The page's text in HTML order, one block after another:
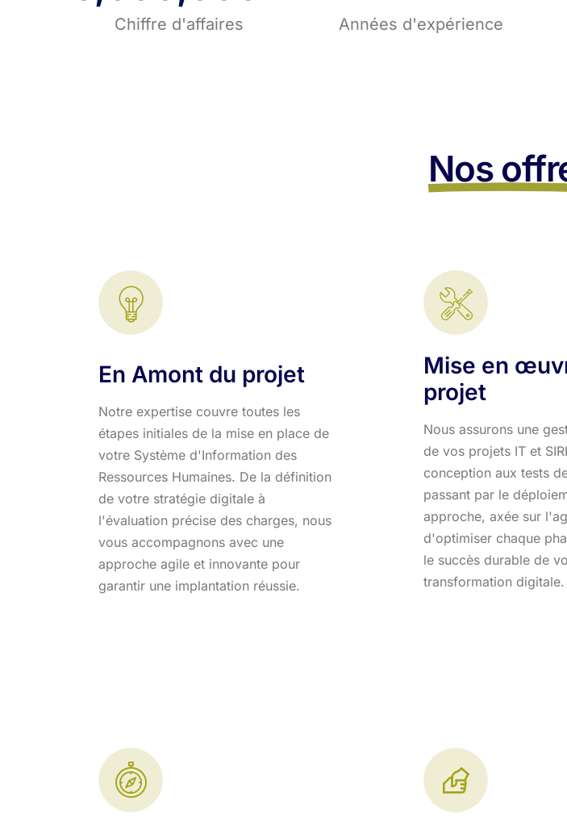
Chiffre d'affaires Années d'expérience
Nos
En Amont du projet
Notre expertise couvre toutes les
étapes initiales de la mise en place de
votre Système d'Information des
Ressources Humaines. De la définition
de votre stratégie digitale à
l'évaluation précise des charges, nous
vous accompagnons avec une
approche agile et innovante pour
garantir une implantation réussie.
Mise en
projet
Nous assurons une
de vos projets IT et
conception aux tests
passant par le
approche, axée sur
d'optimiser chaque
le succès durable de
transformation digitale.